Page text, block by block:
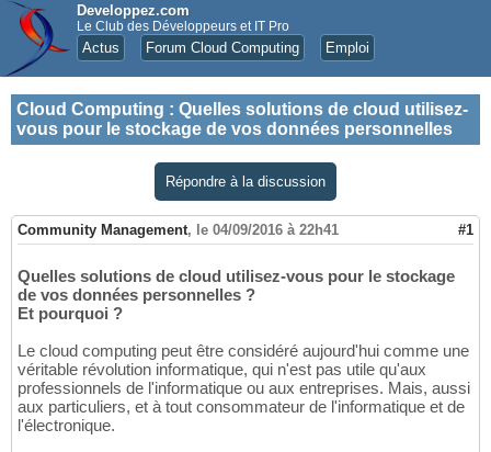
Developpez.com
Le Club des Développeurs et IT Pro
Actus Forum Cloud Computing Emploi
Cloud Computing : Quelles solutions de cloud utilisez-
vous pour le stockage de vos données personnelles
Répondre à la discussion
Community Management, le 04/09/2016 à 22h41 #1
Quelles solutions de cloud utilisez-vous pour le stockage
de vos données personnelles ?
Et pourquoi ?
Le cloud computing peut être considéré aujourd'hui comme une
véritable révolution informatique, qui n'est pas utile qu'aux
professionnels de l'informatique ou aux entreprises. Mais, aussi
aux particuliers, et à tout consommateur de l'informatique et de
l'électronique.